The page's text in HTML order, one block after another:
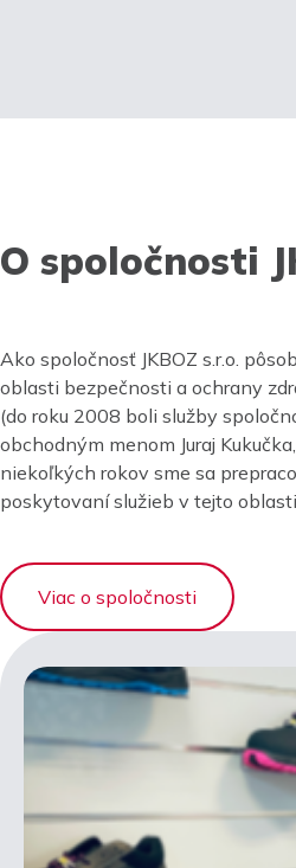
O spoločnosti
Ako spoločnosť JKBOZ s.r.o.
oblasti bezpečnosti a ochrany
(do roku 2008 boli služby
obchodným menom Juraj
niekoľkých rokov sme sa
poskytovaní služieb v tejto
Viac o spoločnosti